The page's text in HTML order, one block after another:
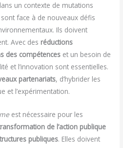
un contexte de mutations
face à de nouveaux défis
Ils doivent
Avec des réductions
des compétences et un besoin de
et l’innovation sont essentielles.
partenariats, d’hybrider les
et l’expérimentation.
est nécessaire pour les
de l’action publique
publiques. Elles doivent